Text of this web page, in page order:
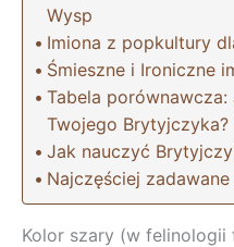
Wysp
Imiona z popkultury
Śmieszne i Ironiczne
Tabela
Twojego Brytyjczyka?
Jak nauczyć
Najczęściej
Kolor szary (w felinologii